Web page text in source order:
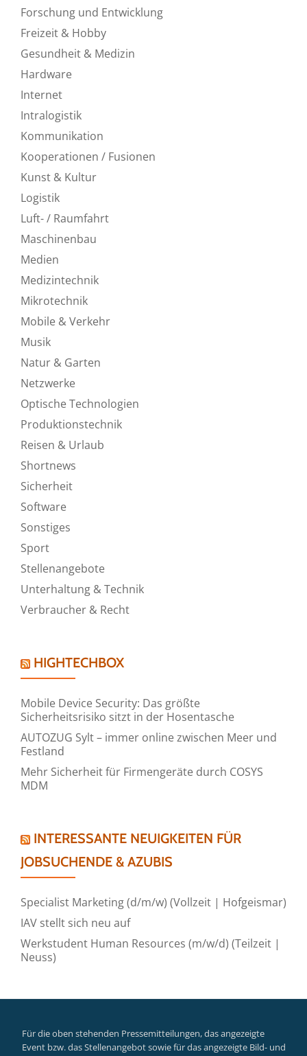
Forschung und Entwicklung
Freizeit & Hobby
Gesundheit & Medizin
Hardware
Internet
Intralogistik
Kommunikation
Kooperationen / Fusionen
Kunst & Kultur
Logistik
Luft- / Raumfahrt
Maschinenbau
Medien
Medizintechnik
Mikrotechnik
Mobile & Verkehr
Musik
Natur & Garten
Netzwerke
Optische Technologien
Produktionstechnik
Reisen & Urlaub
Shortnews
Sicherheit
Software
Sonstiges
Sport
Stellenangebote
Unterhaltung & Technik
Verbraucher & Recht
HIGHTECHBOX
Mobile Device Security: Das größte
Sicherheitsrisiko sitzt in der Hosentasche
AUTOZUG Sylt – immer online zwischen Meer und
Festland
Mehr Sicherheit für Firmengeräte durch COSYS
MDM
INTERESSANTE NEUIGKEITEN FÜR
JOBSUCHENDE & AZUBIS
Specialist Marketing (d/m/w) (Vollzeit | Hofgeismar)
IAV stellt sich neu auf
Werkstudent Human Resources (m/w/d) (Teilzeit |
Neuss)
Für die oben stehenden Pressemitteilungen, das angezeigte
Event bzw. das Stellenangebot sowie für das angezeigte Bild- und